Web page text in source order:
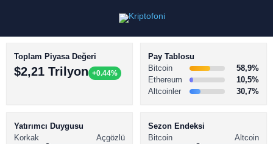
BİTCOİN HABERLERİ
Toplam Piyasa Değeri
$2,21 Trilyon +0.44%
Pay Tablosu
Bitcoin
58,9%
Ethereum
10,5%
Altcoinler
30,7%
Yatırımcı Duygusu
Korkak
Açgözlü
Sezon Endeksi
Bitcoin
Altcoin